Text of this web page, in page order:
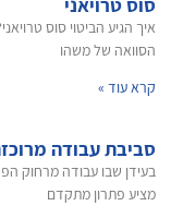
סוס טרויאני
איך הגיע הביטוי סוס
הסוואה של משהו
קרא עוד »
סביבת עבודה
בעידן שבו עבודה מרחוק
מציע פתרון מתקדם